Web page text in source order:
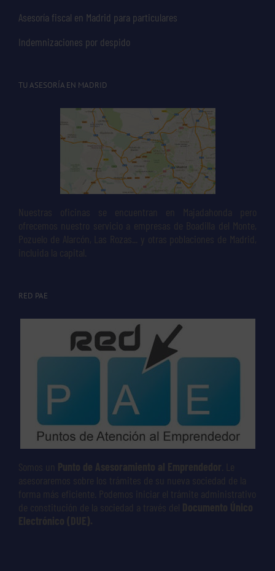
Asesoría fiscal en Madrid para particulares
Indemnizaciones por despido
TU ASESORÍA EN MADRID
Nuestras oficinas se encuentran en Majadahonda pero
ofrecemos nuestro servicio a empresas de Boadilla del Monte,
Pozuelo de Alarcón, Las Rozas... y otras poblaciones de Madrid,
incluida la capital.
RED PAE
Somos un Punto de Asesoramiento al Emprendedor . Le
asesoraremos sobre los trámites de su nueva sociedad de la
forma más eficiente. Podemos iniciar el trámite administrativo
de constitución de la sociedad a través del Documento Único
Electrónico (DUE).